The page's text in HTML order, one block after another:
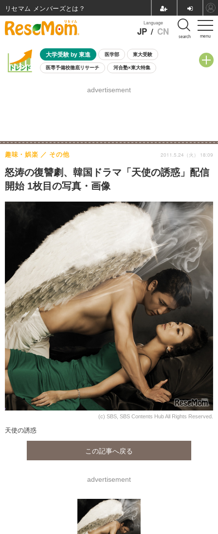
menu
Language
JP / CN search
大学受験 by 東進 医学部 東大受験
医専予備校徹底リサーチ 河合塾×東大特集
8月開催学校説明会・相談会
advertisement
怒涛の復讐劇、韓国ドラマ「天使の誘惑」配信
開始 1枚目の写真・画像
趣味・娯楽 その他 2011.5.24（火） 18:09
(c) SBS, SBS Contents Hub All Rights Reserved.
天使の誘惑
この記事へ戻る
advertisement
リセマム メンバーズ